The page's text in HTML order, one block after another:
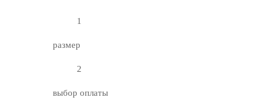
1
размер
2
выбор оплаты